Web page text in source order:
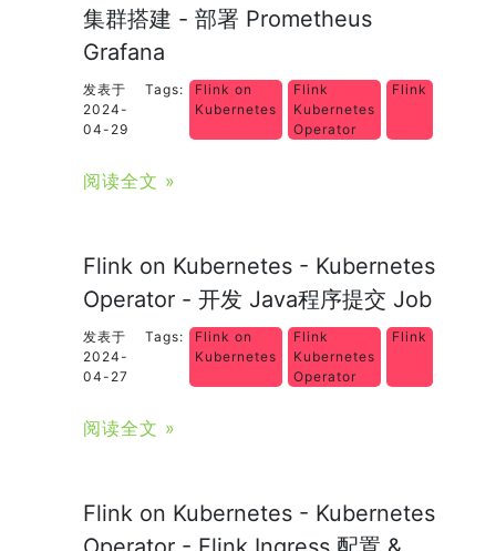
集群搭建 - 部署 Prometheus
Grafana
发表于
2024-
04-29
Tags:
Flink on
Kubernetes
Flink
Kubernetes
Operator
Flink
阅读全文 »
Flink on Kubernetes - Kubernetes
Operator - 开发 Java程序提交 Job
发表于
2024-
04-27
Tags:
Flink on
Kubernetes
Flink
Kubernetes
Operator
Flink
阅读全文 »
Flink on Kubernetes - Kubernetes